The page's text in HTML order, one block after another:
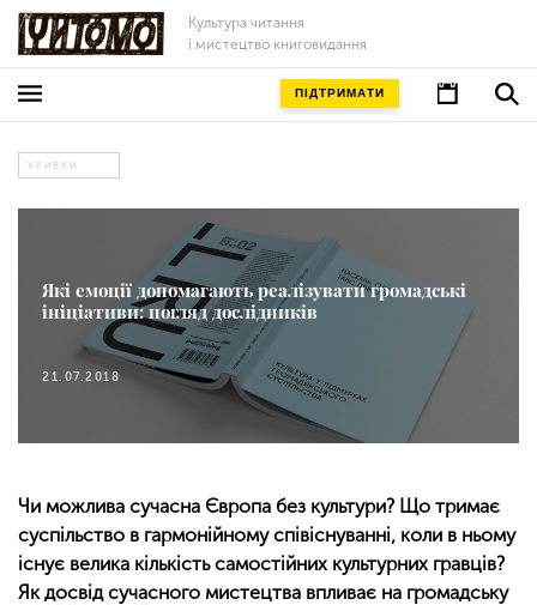
Культура читання
і мистецтво книговидання
ПІДТРИМАТИ
УРИВКИ
Які емоції допомагають реалізувати громадські
ініціативи: погляд дослідників
21.07.2018
Чи можлива сучасна Європа без культури? Що тримає
суспільство в гармонійному співіснуванні, коли в ньому
існує велика кількість самостійних культурних гравців?
Як досвід сучасного мистецтва впливає на громадську